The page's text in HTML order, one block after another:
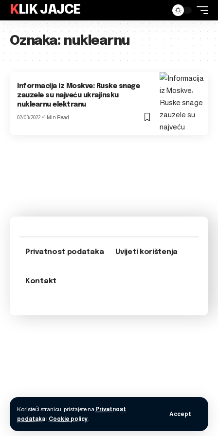
Koristeći stranicu, pristajete na Privatnost
podatakai Cookie policy.
Accept
KLIK JAJCE
Oznaka:nuklearnu
Informacija iz Moskve: Ruske snage
zauzele su najveću ukrajinsku
nuklearnu elektranu
02/03/2022 1 Min Read
Privatnost podataka Uvijeti korištenja
Kontakt